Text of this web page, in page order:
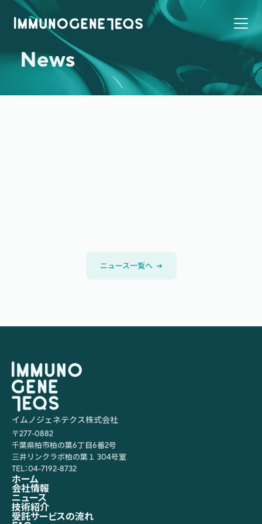
News
ニュース一覧へ ➔
イムノジェネテクス株式会社
〒277-0882
千葉県柏市柏の葉6丁目6番2号
三井リンクラボ柏の葉１ 304号室
TEL：04-7192-8732
ホーム
会社情報
ニュース
技術紹介
受託サービスの流れ